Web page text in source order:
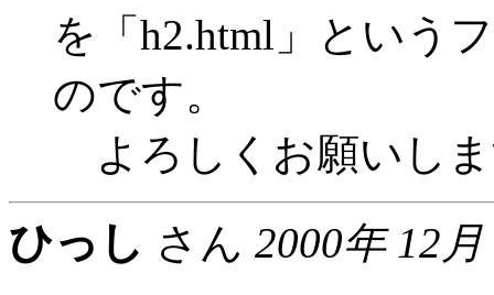
を「h2.html」という
のです。
よろしくお願いし
ひっし さん 2000年 12